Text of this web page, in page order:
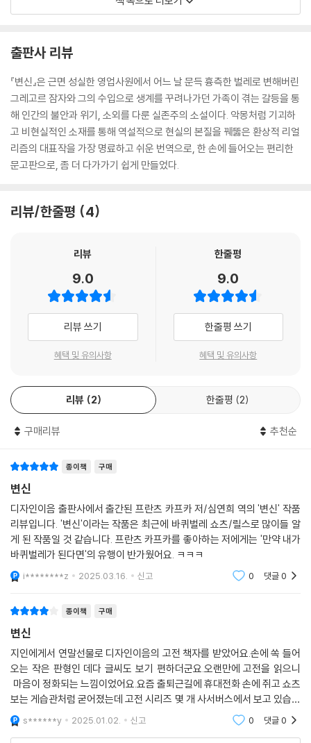
그레고르는 너무 놀라 그 자리에 멈춰섰다. 계속 움직여봤자 소용없었다.
표물을 정확히 맞히겠다는 의도가 없는 듯 계속해서 사과가 날아왔다. 작
고 빨간 사과가 전기가 통하듯이 바닥을 구르며 서로 부딪쳤다.
--- p.84
“저게 어떻게 그레고르 오빠일 수 있어요? 정말로 그레고르 오빠가 맞는
다면 자기 같은 짐승과 사람이 같이 살 수 없다는 걸 예전에 깨달았어야죠.
그래서 제 발로 나갔어야 했다고요. 그러면 우리는 오빠가 없는 게 되었겠
지만, 그래도 오빠의 추억을 아름답게 간직하며 살았을 거라고요.”
출판사 리뷰
『변신』은 근면 성실한 영업사원에서 어느 날 문득 흉측한 벌레로 변해버린
그레고르 잠자와 그의 수입으로 생계를 꾸려나가던 가족이 겪는 갈등을 통
해 인간의 불안과 위기, 소외를 다룬 실존주의 소설이다. 악몽처럼 기괴하
고 비현실적인 소재를 통해 역설적으로 현실의 본질을 꿰뚫은 환상적 리얼
리즘의 대표작을 가장 명료하고 쉬운 번역으로, 한 손에 들어오는 편리한
문고판으로, 좀 더 다가가기 쉽게 만들었다.
리뷰/한줄평 4
리뷰
9.0
리뷰 쓰기
혜택 및 유의사항
한줄평
9.0
한줄평 쓰기
혜택 및 유의사항
리뷰 2 한줄평 2
구매리뷰 추천순
종이책 구매
변신
디자인이음 출판사에서 출간된 프란츠 카프카 저/심연희 역의 '변신' 작품
리뷰입니다. '변신'이라는 작품은 최근에 바퀴벌레 쇼츠/릴스로 많이들 알
게 된 작품일 것 같습니다. 프란츠 카프카를 좋아하는 저에게는 '만약 내가
바퀴벌레가 된다면'의 유행이 반가웠어요. ㅋㅋㅋ
i********z 2025.03.16. 신고 0 댓글0
종이책 구매
변신
지인에게서 연말선물로 디자인이음의 고전 책자를 받았어요.손에 쏙 들어
오는 작은 판형인 데다 글씨도 보기 편하더군요.오랜만에 고전을 읽으니
마음이 정화되는 느낌이었어요.요즘 출퇴근길에 휴대전화 손에 쥐고 쇼츠
보는 게습관처럼 굳어졌는데 고전 시리즈 몇 개 사서버스에서 보고 있습니
다. s******y 2025.01.02. 신고 0 댓글0